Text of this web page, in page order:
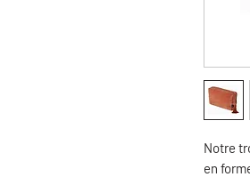
Notre
en